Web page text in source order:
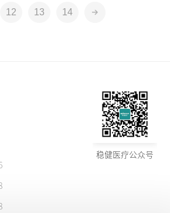
12 13 14
稳健医疗公众号